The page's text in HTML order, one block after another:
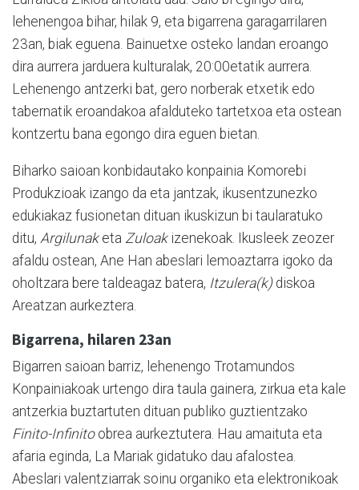
lehenengoa bihar, hilak 9, eta bigarrena garagarrilaren
23an, biak eguena. Bainuetxe osteko landan eroango
dira aurrera jarduera kulturalak, 20:00etatik aurrera.
Lehenengo antzerki bat, gero norberak etxetik edo
tabernatik eroandakoa afalduteko tartetxoa eta ostean
kontzertu bana egongo dira eguen bietan.
Biharko saioan konbidautako konpainia Komorebi
Produkzioak izango da eta jantzak, ikusentzunezko
edukiakaz fusionetan dituan ikuskizun bi taularatuko
ditu, Argilunaketa Zuloakizenekoak. Ikusleek zeozer
afaldu ostean, Ane Han abeslari lemoaztarra igoko da
oholtzara bere taldeagaz batera, Itzulera(k) diskoa
Areatzan aurkeztera.
Bigarrena, hilaren 23an
Bigarren saioan barriz, lehenengo Trotamundos
Konpainiakoak urtengo dira taula gainera, zirkua eta kale
antzerkia buztartuten dituan publiko guztientzako
Finito-Infinitoobrea aurkeztutera. Hau amaituta eta
afaria eginda, La Mariak gidatuko dau afalostea.
Abeslari valentziarrak soinu organiko eta elektronikoak